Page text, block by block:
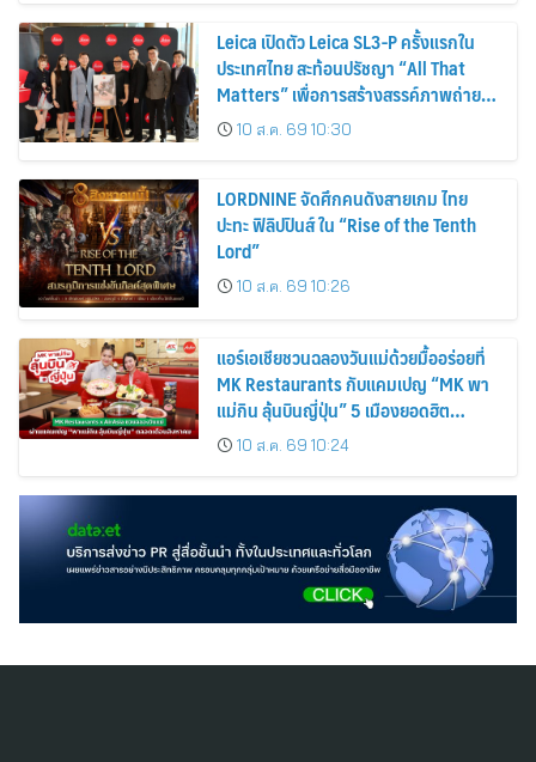
Leica เปิดตัว Leica SL3-P ครั้งแรกใน
ประเทศไทย สะท้อนปรัชญา “All That
Matters” เพื่อการสร้างสรรค์ภาพถ่าย
อย่างแท้จริง
10 ส.ค. 69 10:30
LORDNINE จัดศึกคนดังสายเกม ไทย
ปะทะ ฟิลิปปินส์ ใน “Rise of the Tenth
Lord”
10 ส.ค. 69 10:26
แอร์เอเชียชวนฉลองวันแม่ด้วยมื้ออร่อยที่
MK Restaurants กับแคมเปญ “MK พา
แม่กิน ลุ้นบินญี่ปุ่น” 5 เมืองยอดฮิต
โตเกียว โอซาก้า ซัปโปโร ฟุกุโอกะ และโอ
กินาว่า
10 ส.ค. 69 10:24